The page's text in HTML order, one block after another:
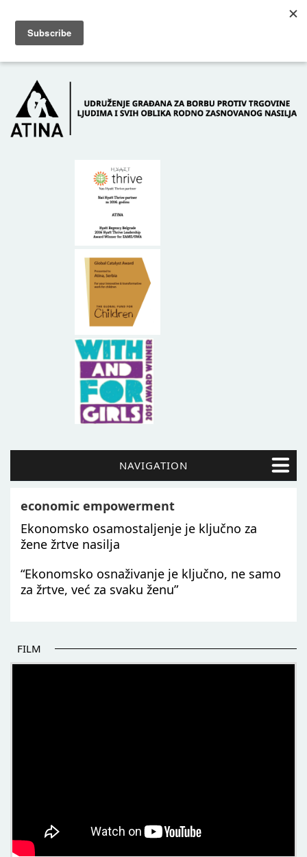
POČETNA O NAMA
NAVIGATION
economic empowerment
Ekonomsko osamostaljenje je ključno za
žene žrtve nasilja
“Ekonomsko osnaživanje je ključno, ne samo
za žrtve, već za svaku ženu”
FILM